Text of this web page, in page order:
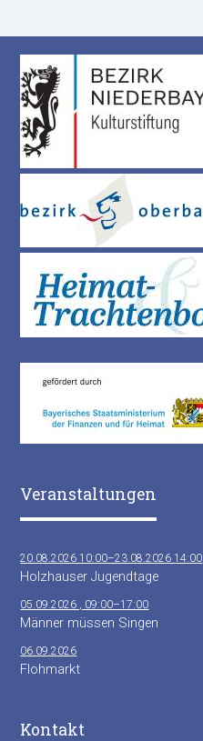
Veranstaltungen
20.08.2026 10:00–23.08.2026 14:00
Holzhauser Jugendtage
05.09.2026 , 09:00–17:00
Männer müssen Singen
06.09.2026
Flohmarkt
Kontakt